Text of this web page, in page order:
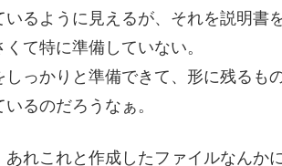
いるように見えるが、それを説明書
て特に準備していない。
しっかりと準備できて、形に残るも
るのだろうなぁ。
あれこれと作成したファイルなんか